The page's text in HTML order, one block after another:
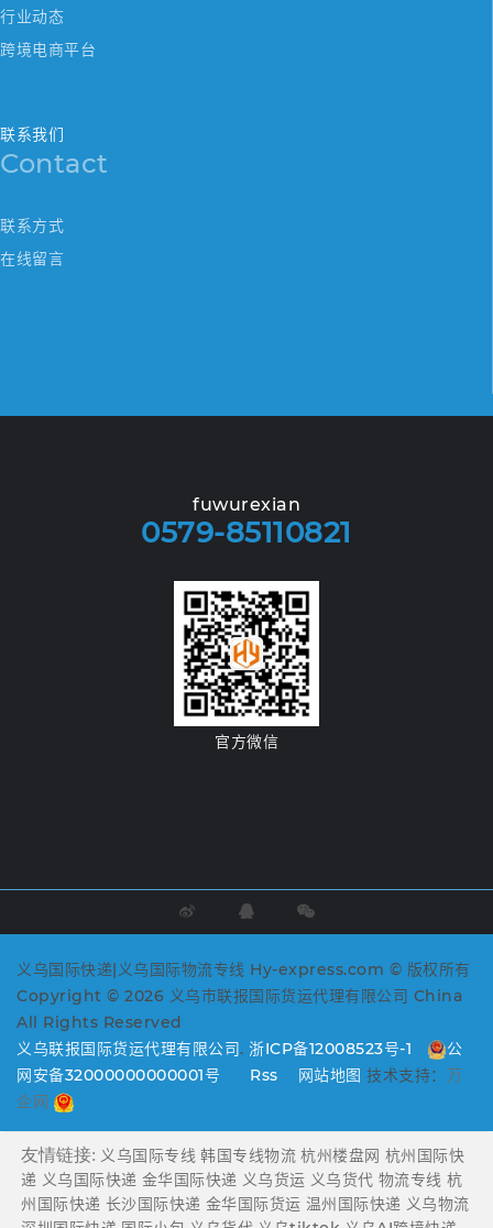
行业动态
跨境电商平台
联系我们
Contact
联系方式
在线留言
fuwurexian
0579-85110821
官方微信
义乌国际快递|义乌国际物流专线 Hy-express.com © 版权所有
Copyright © 2026 义乌市联报国际货运代理有限公司 China
All Rights Reserved
义乌联报国际货运代理有限公司. 浙ICP备12008523号-1
公
网安备32000000000001号
Rss 网站地图 技术支持： 万
企网
友情链接: 义乌国际专线 韩国专线物流 杭州楼盘网 杭州国际快
递 义乌国际快递 金华国际快递 义乌货运 义乌货代 物流专线 杭
州国际快递 长沙国际快递 金华国际货运 温州国际快递 义乌物流